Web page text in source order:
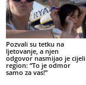
Pozvali su tetku na
ljetovanje, a njen
odgovor nasmijao je cijeli
region: “To je odmor
samo za vas!”